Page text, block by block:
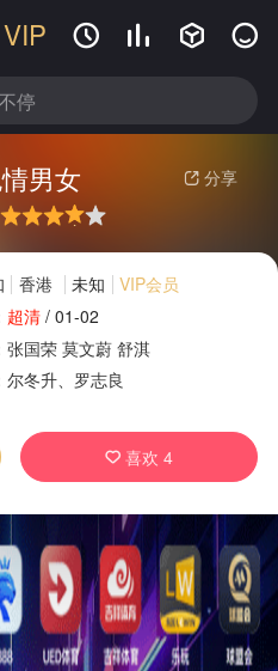
   
 分享
男女
香港 未知
VIP会员
超清/ 01-02
张国荣 莫文蔚 舒淇
尔冬升、罗志良
 喜欢4
广告